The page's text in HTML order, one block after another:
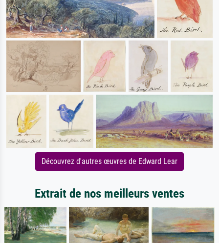
Découvrez d'autres œuvres de Edward Lear
Extrait de nos meilleurs ventes